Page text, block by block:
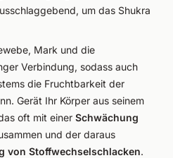
um das Shukra
Mark und die
Verbindung, sodass auch
die Fruchtbarkeit der
Gerät Ihr Körper aus seinem
oft mit einer Schwächung
und der daraus
von Stoffwechselschlacken.